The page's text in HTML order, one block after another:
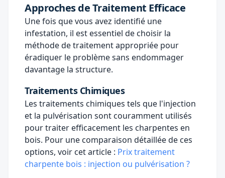
Approches de Traitement Efficace
Une fois que vous avez identifié une
infestation, il est essentiel de choisir la
méthode de traitement appropriée pour
éradiquer le problème sans endommager
davantage la structure.
Traitements Chimiques
Les traitements chimiques tels que l'injection
et la pulvérisation sont couramment utilisés
pour traiter efficacement les charpentes en
bois. Pour une comparaison détaillée de ces
options, voir cet article : Prix traitement
charpente bois : injection ou pulvérisation ?